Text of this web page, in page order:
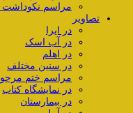
مراسم نکوداشت
تصاویر
در ایرا
در آب اسک
در اهلم
در سنین مختلف
مراسم ختم
در نمایشگاه کتاب
در بیمارستان